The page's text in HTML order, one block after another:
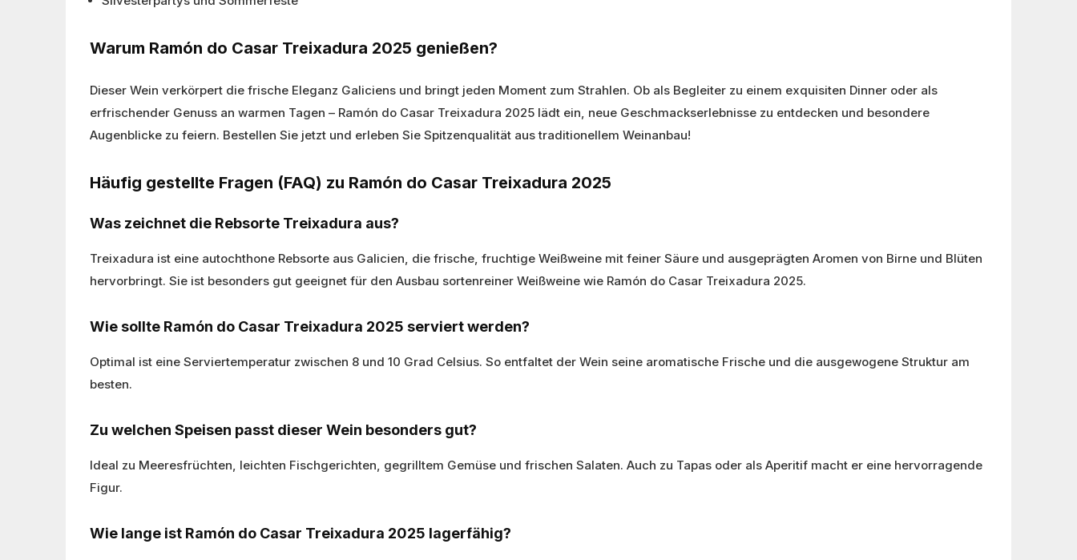
Warum Ramón do Casar Treixadura 2025 genießen?
Dieser Wein verkörpert die frische Eleganz Galiciens und bringt jeden Moment zum Strahlen. Ob als Begleiter zu einem exquisiten Dinner oder als
erfrischender Genuss an warmen Tagen – Ramón do Casar Treixadura 2025 lädt ein, neue Geschmackserlebnisse zu entdecken und besondere
Augenblicke zu feiern. Bestellen Sie jetzt und erleben Sie Spitzenqualität aus traditionellem Weinanbau!
Häufig gestellte Fragen (FAQ) zu Ramón do Casar Treixadura 2025
Was zeichnet die Rebsorte Treixadura aus?
Treixadura ist eine autochthone Rebsorte aus Galicien, die frische, fruchtige Weißweine mit feiner Säure und ausgeprägten Aromen von Birne und Blüten
hervorbringt. Sie ist besonders gut geeignet für den Ausbau sortenreiner Weißweine wie Ramón do Casar Treixadura 2025.
Wie sollte Ramón do Casar Treixadura 2025 serviert werden?
Optimal ist eine Serviertemperatur zwischen 8 und 10 Grad Celsius. So entfaltet der Wein seine aromatische Frische und die ausgewogene Struktur am
besten.
Zu welchen Speisen passt dieser Wein besonders gut?
Ideal zu Meeresfrüchten, leichten Fischgerichten, gegrilltem Gemüse und frischen Salaten. Auch zu Tapas oder als Aperitif macht er eine hervorragende
Figur.
Wie lange ist Ramón do Casar Treixadura 2025 lagerfähig?